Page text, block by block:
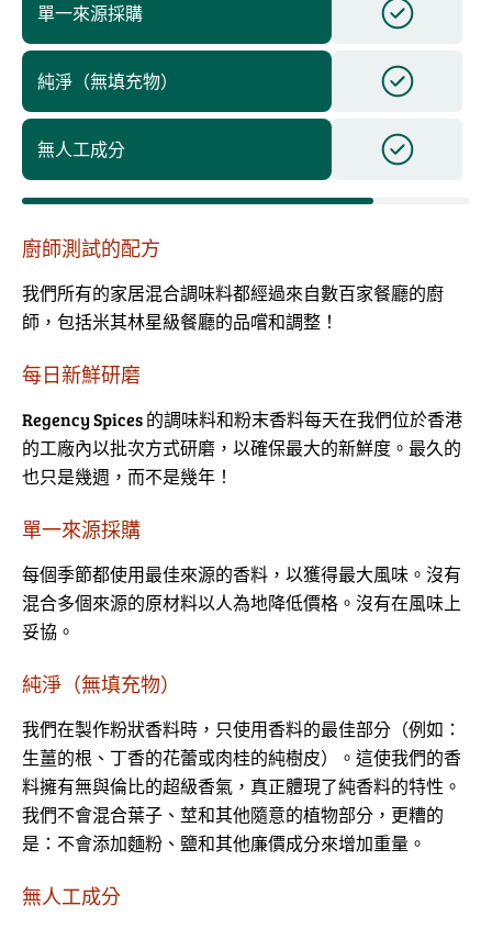
單一來源採購
純淨（無填充物）
無人工成分
廚師測試的配方
我們所有的家居混合調味料都經過來自數百家餐廳的廚
師，包括米其林星級餐廳的品嚐和調整！
每日新鮮研磨
Regency Spices 的調味料和粉末香料每天在我們位於香港
的工廠內以批次方式研磨，以確保最大的新鮮度。最久的
也只是幾週，而不是幾年！
單一來源採購
每個季節都使用最佳來源的香料，以獲得最大風味。沒有
混合多個來源的原材料以人為地降低價格。沒有在風味上
妥協。
純淨（無填充物）
我們在製作粉狀香料時，只使用香料的最佳部分（例如：
生薑的根、丁香的花蕾或肉桂的純樹皮）。這使我們的香
料擁有無與倫比的超級香氣，真正體現了純香料的特性。
我們不會混合葉子、莖和其他隨意的植物部分，更糟的
是：不會添加麵粉、鹽和其他廉價成分來增加重量。
無人工成分